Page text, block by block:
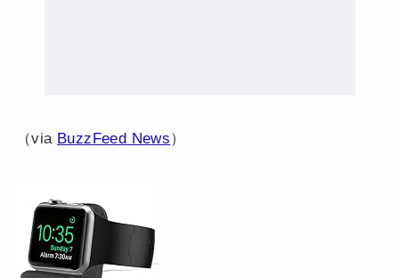
（via BuzzFeed News）